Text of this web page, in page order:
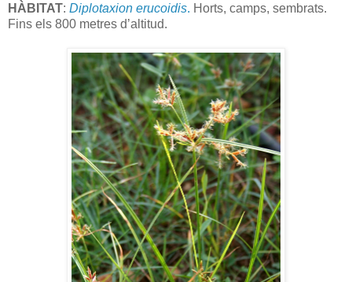
HÀBITAT: Diplotaxion erucoidis. Horts, camps, sembrats.
Fins els 800 metres d’altitud.